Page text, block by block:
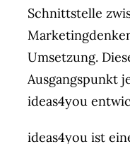
Schnittstelle
Umsetzung.
Ausgangspunkt
ideas4you
ideas4you ist